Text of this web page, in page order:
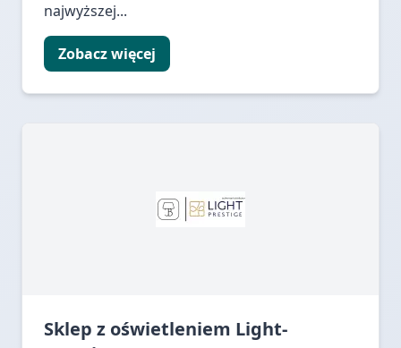
najwyższej...
Zobacz więcej
Sklep z oświetleniem Light-